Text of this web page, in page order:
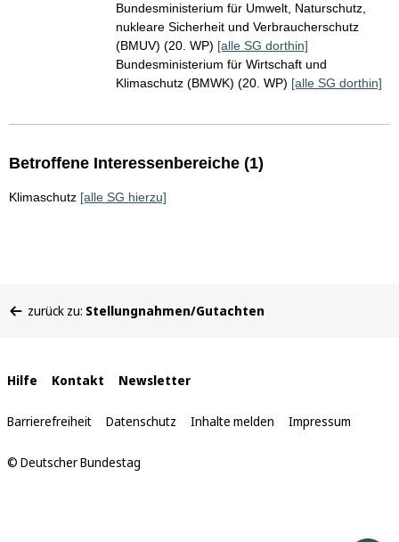
Bundesministerium für Umwelt, Naturschutz,
nukleare Sicherheit und Verbraucherschutz
(BMUV) (20. WP) [alle SG dorthin]
Bundesministerium für Wirtschaft und
Klimaschutz (BMWK) (20. WP) [alle SG dorthin]
Betroffene Interessenbereiche (1)
Klimaschutz [alle SG hierzu]
befinden
zurück zu: Stellungnahmen/Gutachten
Interne
Links
Hilfe Kontakt Newsletter
Barrierefreiheit Datenschutz Inhalte melden Impressum
© Deutscher Bundestag